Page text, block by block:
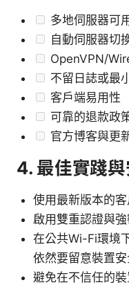
多地伺服器可
自動伺服器切
OpenVPN/
不留日誌或最
客戶端易用性
可靠的退款政
官方博客與更
4. 最佳實踐
使用最新版本的
啟用雙重認證與
在公共Wi-Fi環境
依然要留意裝置安
避免在不信任的